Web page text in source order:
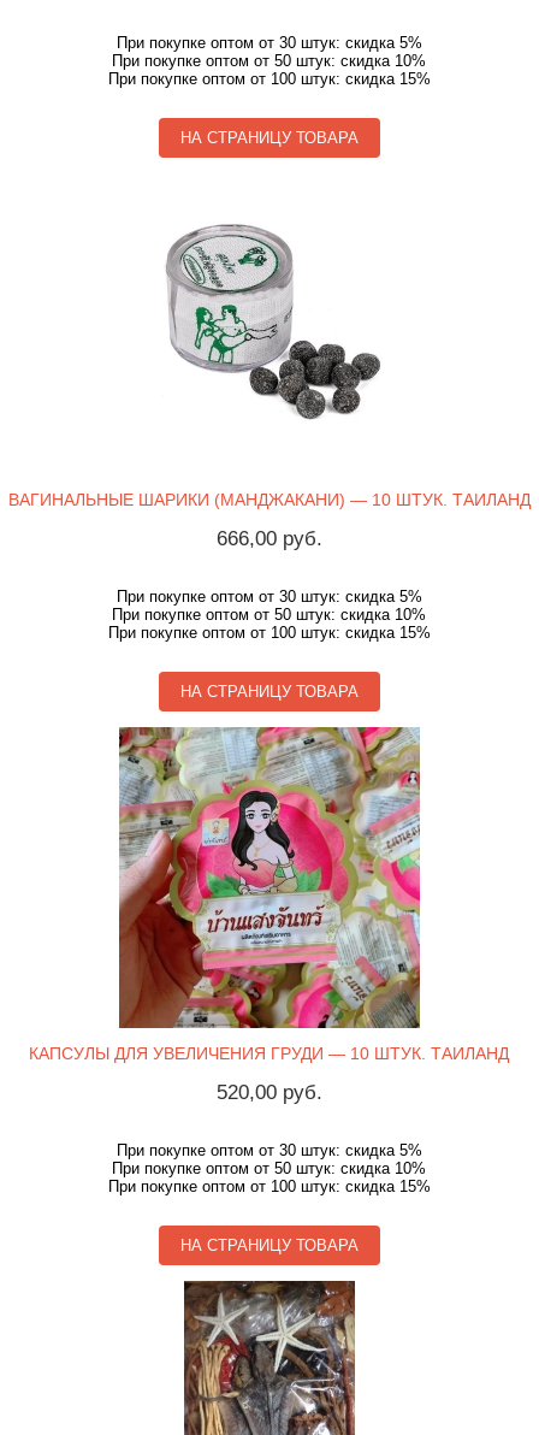
При покупке оптом от 30 штук: скидка 5%
При покупке оптом от 50 штук: скидка 10%
При покупке оптом от 100 штук: скидка 15%
НА СТРАНИЦУ ТОВАРА
ВАГИНАЛЬНЫЕ ШАРИКИ (МАНДЖАКАНИ) — 10 ШТУК. ТАИЛАНД
666,00 руб.
При покупке оптом от 30 штук: скидка 5%
При покупке оптом от 50 штук: скидка 10%
При покупке оптом от 100 штук: скидка 15%
НА СТРАНИЦУ ТОВАРА
КАПСУЛЫ ДЛЯ УВЕЛИЧЕНИЯ ГРУДИ — 10 ШТУК. ТАИЛАНД
520,00 руб.
При покупке оптом от 30 штук: скидка 5%
При покупке оптом от 50 штук: скидка 10%
При покупке оптом от 100 штук: скидка 15%
НА СТРАНИЦУ ТОВАРА